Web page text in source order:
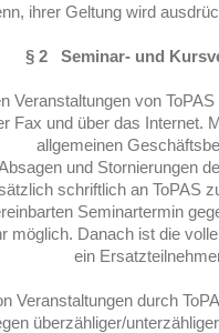
ihrer Geltung wird
§ 2 Seminar- und
Veranstaltungen von
Fax und über das Internet.
allgemeinen
und Stornierungen
schriftlich an ToPAS
Seminartermin
möglich. Danach ist die
ein
Veranstaltungen durch
überzähliger/